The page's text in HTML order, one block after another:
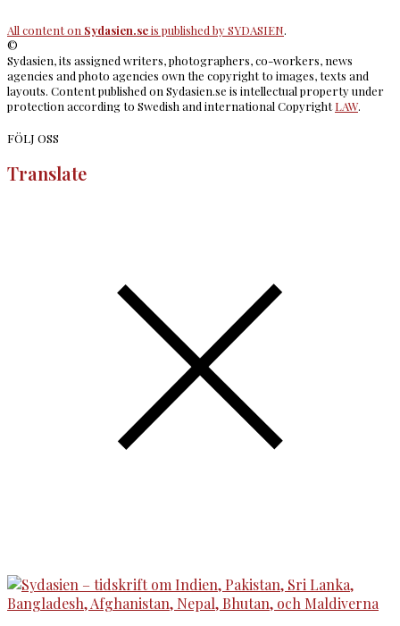
All content on Sydasien.seis published bySYDASIEN.
©
Sydasien, its assigned writers, photographers, co-workers, news
agencies and photo agencies own the copyright to images, texts and
layouts. Content published on Sydasien.se is intellectual property under
protection according to Swedish and international CopyrightLAW.
FÖLJ OSS
Translate